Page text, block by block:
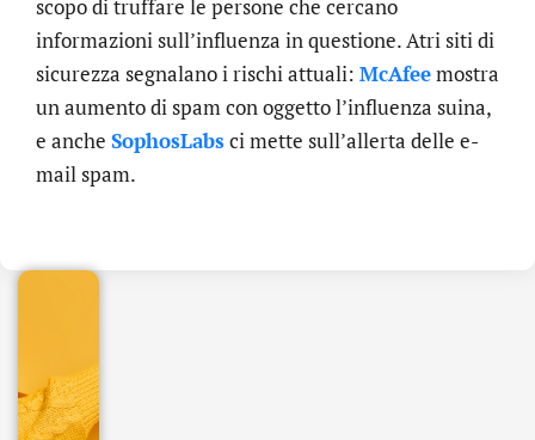
scopo di truffare le persone che cercano
informazioni sull’influenza in questione. Atri siti di
sicurezza segnalano i rischi attuali: McAfeemostra
un aumento di spam con oggetto l’influenza suina,
e anche SophosLabsci mette sull’allerta delle e-
mail spam..online